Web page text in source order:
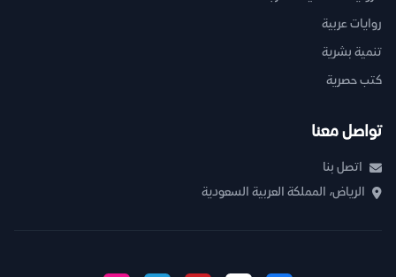
روايات عربية
تنمية بشرية
كتب حصرية
تواصل معنا
اتصل بنا
الرياض، المملكة العربية السعودية